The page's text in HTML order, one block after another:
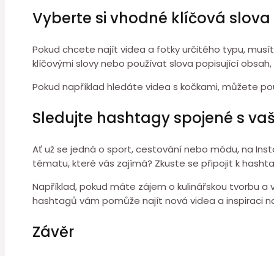
Vyberte si vhodné klíčová slova
Pokud chcete najít videa a fotky určitého typu,
klíčovými slovy nebo používat slova popisující
Pokud například hledáte videa s kočkami, můžete
Sledujte hashtagy spojené s
Ať už se jedná o sport, cestování nebo módu, na
tématu, které vás zajímá? Zkuste se připojit k
Například, pokud máte zájem o kulinářskou tvorbu
hashtagů vám pomůže najít nová videa a inspiraci
Závěr